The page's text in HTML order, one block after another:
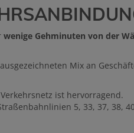
wenige Gehminuten von der
Mix an
ist hervorragend.
5, 33, 37, 38,